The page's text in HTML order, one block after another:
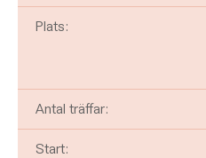
Plats:
Antal träffar:
Start: